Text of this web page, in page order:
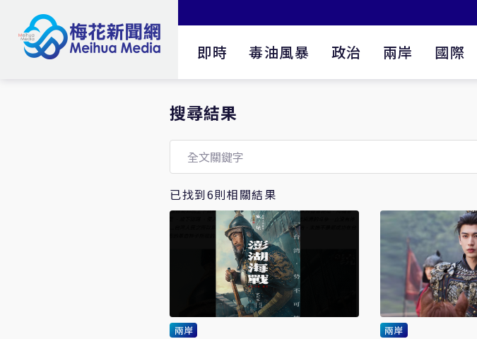
即時 毒油風暴 政治 兩岸 國際
搜尋結果
已找到6則相關結果
兩岸 兩岸